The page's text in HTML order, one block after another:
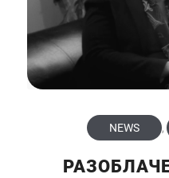
NEWS ,